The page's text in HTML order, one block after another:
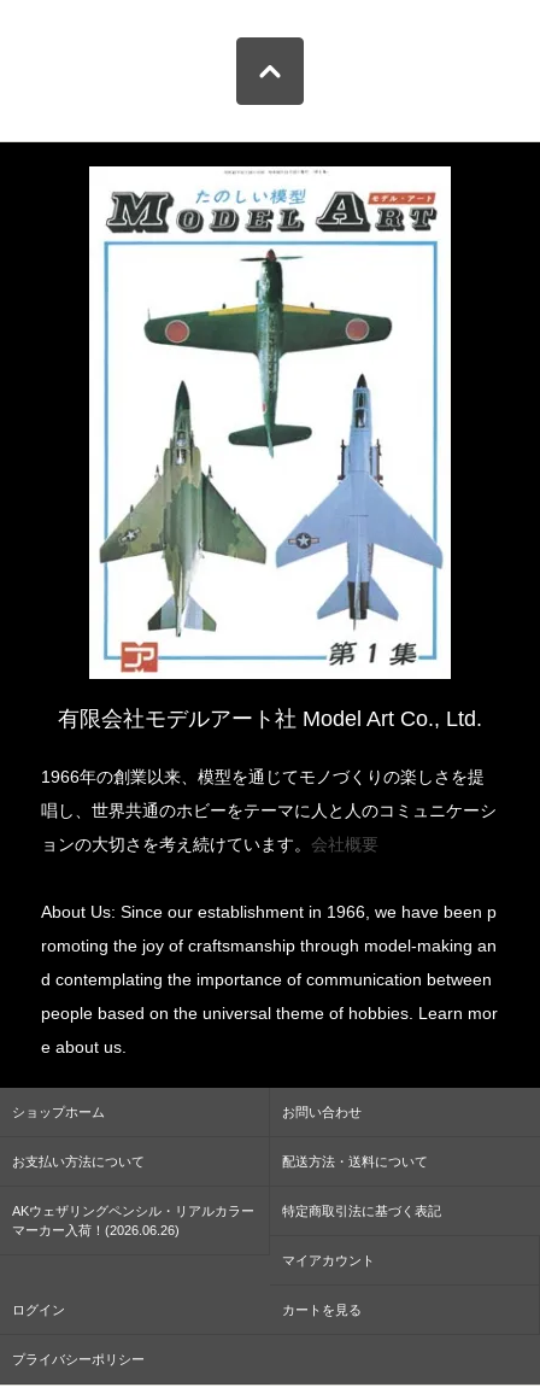
有限会社モデルアート社 Model Art Co., Ltd.
1966年の創業以来、模型を通じてモノづくりの楽しさを提
唱し、世界共通のホビーをテーマに人と人のコミュニケーシ
ョンの大切さを考え続けています。会社概要
About Us: Since our establishment in 1966, we have been p
romoting the joy of craftsmanship through model-making an
d contemplating the importance of communication between
people based on the universal theme of hobbies. Learn mor
e about us.
ショップホーム お問い合わせ
お支払い方法について 配送方法・送料について
AKウェザリングペンシル・リアルカラー
マーカー入荷！(2026.06.26)
特定商取引法に基づく表記
マイアカウント
ログイン カートを見る
プライバシーポリシー